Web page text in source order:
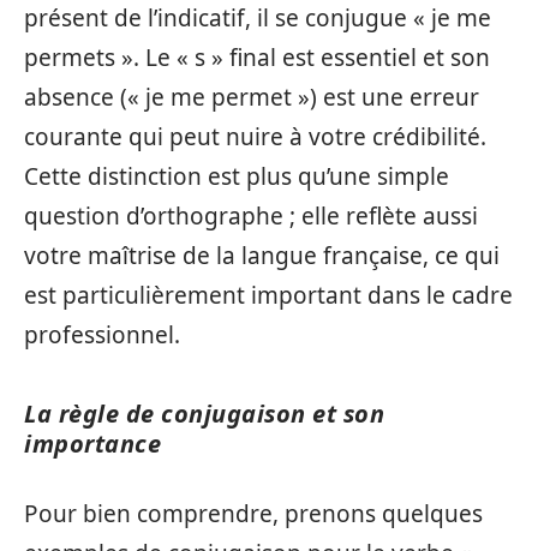
présent de l’indicatif, il se conjugue « je me
permets ». Le « s » final est essentiel et son
absence (« je me permet ») est une erreur
courante qui peut nuire à votre crédibilité.
Cette distinction est plus qu’une simple
question d’orthographe ; elle reflète aussi
votre maîtrise de la langue française, ce qui
est particulièrement important dans le cadre
professionnel.
La règle de conjugaison et son
importance
Pour bien comprendre, prenons quelques